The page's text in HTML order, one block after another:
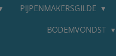
PIJPENMAKERSGILDE
BODEMVONDST